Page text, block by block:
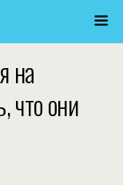
на
что они